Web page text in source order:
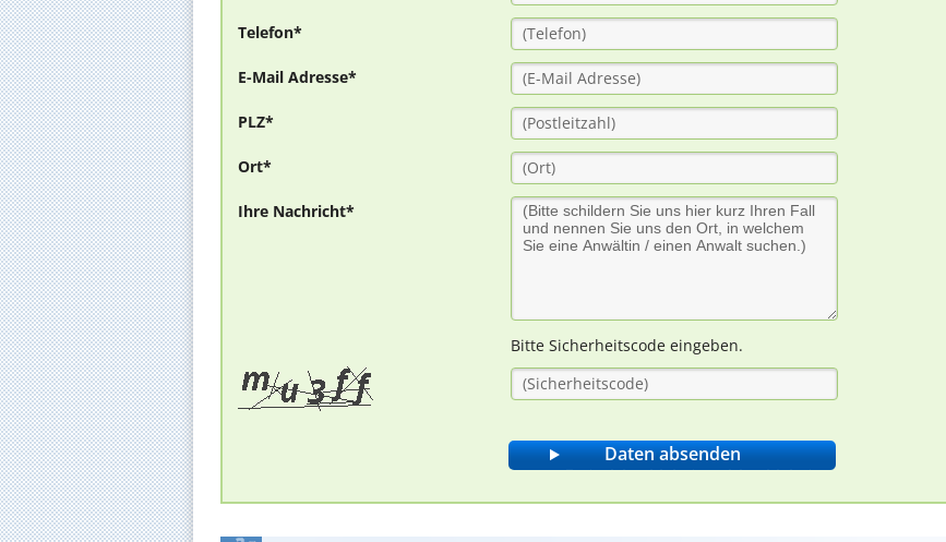
Telefon*
E-Mail Adresse*
PLZ*
Ort*
Ihre Nachricht*
Bitte Sicherheitscode eingeben.